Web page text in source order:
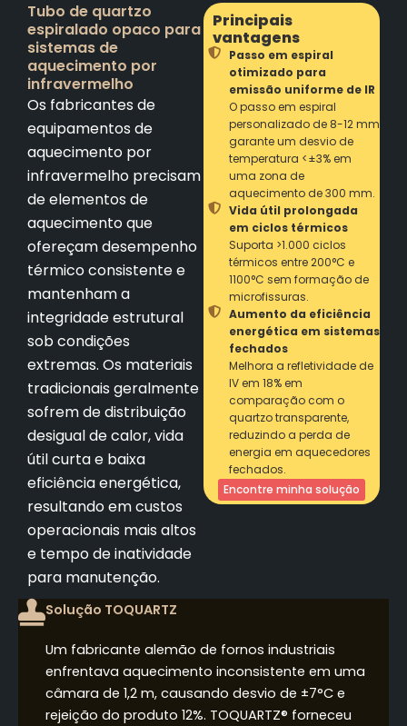
Tubo de quartzo
espiralado opaco para
sistemas de
aquecimento por
infravermelho
Os fabricantes de
equipamentos de
aquecimento por
infravermelho precisam
de elementos de
aquecimento que
ofereçam desempenho
térmico consistente e
mantenham a
integridade estrutural
sob condições
extremas. Os materiais
tradicionais geralmente
sofrem de distribuição
desigual de calor, vida
útil curta e baixa
eficiência energética,
resultando em custos
operacionais mais altos
e tempo de inatividade
para manutenção.
Principais
vantagens
Passo em espiral
otimizado para
emissão uniforme de IR
O passo em espiral
personalizado de 8-12 mm
garante um desvio de
temperatura <±3% em
uma zona de
aquecimento de 300 mm.
Vida útil prolongada
em ciclos térmicos
Suporta >1.000 ciclos
térmicos entre 200°C e
1100°C sem formação de
microfissuras.
Aumento da eficiência
energética em sistemas
fechados
Melhora a refletividade de
IV em 18% em
comparação com o
quartzo transparente,
reduzindo a perda de
energia em aquecedores
fechados.
Encontre minha solução
Solução TOQUARTZ
Um fabricante alemão de fornos industriais
enfrentava aquecimento inconsistente em uma
câmara de 1,2 m, causando desvio de ±7°C e
rejeição do produto 12%. TOQUARTZ® forneceu